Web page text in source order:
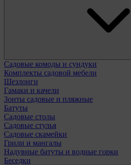
Садовые комоды и сундуки
Комплекты садовой мебели
Шезлонги
Гамаки и качели
Зонты садовые и пляжные
Батуты
Садовые столы
Садовые стулья
Садовые скамейки
Грили и мангалы
Надувные батуты и водные горки
Беседки